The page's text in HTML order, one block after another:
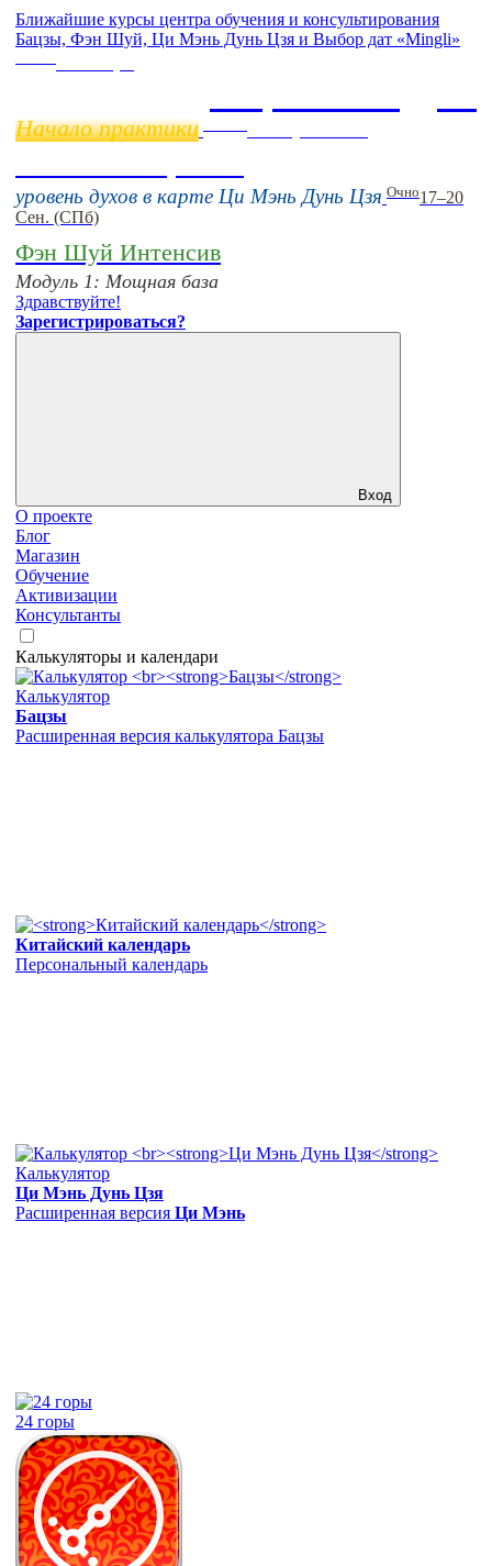
Ближайшие курсы центра обучения и консультирования
Бацзы, Фэн Шуй, Ци Мэнь Дунь Цзя и Выбор дат «Mingli»
Начало практики
уровень духов в карте Ци Мэнь Дунь Цзя Очно17–20
Сен. (СПб)
Фэн Шуй Интенсив
Модуль 1: Мощная база
Здравствуйте!
Зарегистрироваться?
Вход
О проекте
Блог
Магазин
Обучение
Активизации
Консультанты
Калькуляторы и календари
Калькулятор
Бацзы
Расширенная версия калькулятора Бацзы
Китайский календарь
Персональный календарь
Калькулятор
Ци Мэнь Дунь Цзя
Расширенная версия Ци Мэнь
24 горы